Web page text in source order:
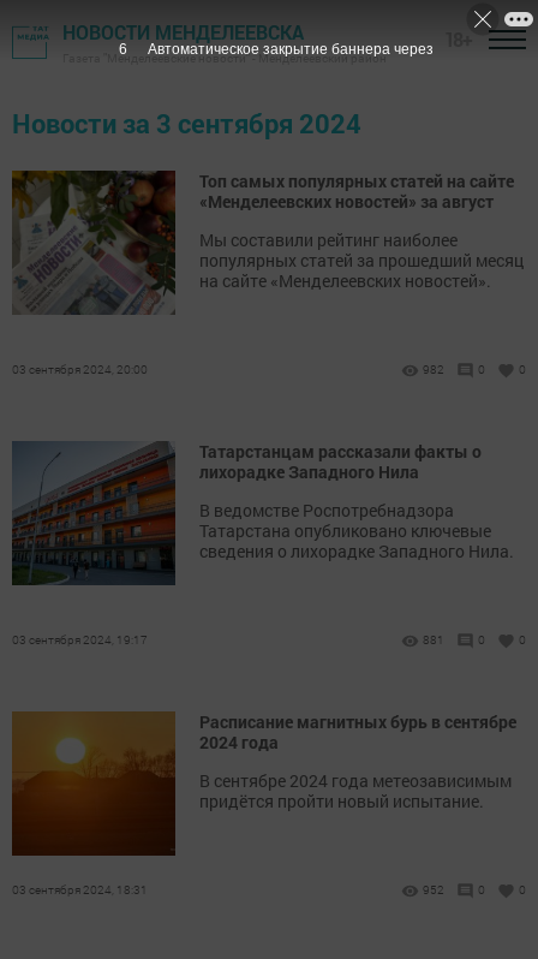
НОВОСТИ МЕНДЕЛЕЕВСКА
Газета "Менделеевские новости" - Менделеевский район
Новости за 3 сентября 2024
Топ самых популярных статей на сайте
«Менделеевских новостей» за август
Мы составили рейтинг наиболее
популярных статей за прошедший месяц
на сайте «Менделеевских новостей».
03 сентября 2024, 20:00 982 0 0
Татарстанцам рассказали факты о
лихорадке Западного Нила
В ведомстве Роспотребнадзора
Татарстана опубликовано ключевые
сведения о лихорадке Западного Нила.
03 сентября 2024, 19:17 881 0 0
Расписание магнитных бурь в сентябре
2024 года
В сентябре 2024 года метеозависимым
придётся пройти новый испытание.
03 сентября 2024, 18:31 952 0 0
5 Автоматическое закрытие баннера через